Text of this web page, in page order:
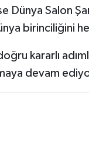
Dünya Salon
birinciliğini
kararlı
devam